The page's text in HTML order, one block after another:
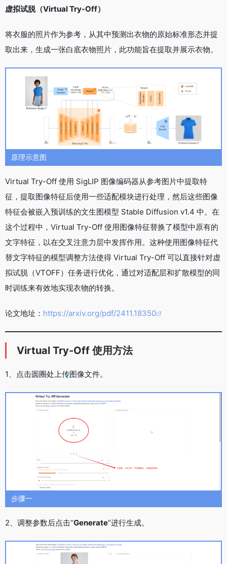
虚拟试脱（Virtual Try-Off）
将衣服的照片作为参考，从其中预测出衣物的原始标准形态并提
取出来，生成一张白底衣物照片，此功能旨在提取并展示衣物。
原理示意图
Virtual Try-Off 使用 SigLIP 图像编码器从参考图片中提取特
征，提取图像特征后使用一些适配模块进行处理，然后这些图像
特征会被嵌入预训练的文生图模型 Stable Diffusion v1.4 中。在
这个过程中，Virtual Try-Off 使用图像特征替换了模型中原有的
文字特征，以在交叉注意力层中发挥作用。这种使用图像特征代
替文字特征的模型调整方法使得 Virtual Try-Off 可以直接针对虚
拟试脱（VTOFF）任务进行优化，通过对适配层和扩散模型的同
时训练来有效地实现衣物的转换。
论文地址： https://arxiv.org/pdf/2411.18350
Virtual Try-Off 使用方法
1、点击圆圈处上传图像文件。
步骤一
2、调整参数后点击“Generate”进行生成。